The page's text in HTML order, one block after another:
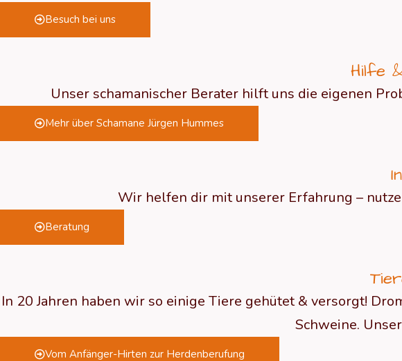
Besuch bei uns
Hilfe
Unser schamanischer Berater hilft uns die eigenen
Mehr über Schamane Jürgen Hummes
Wir helfen dir mit unserer Erfahrung –
Beratung
In 20 Jahren haben wir so einige Tiere gehütet & versorgt!
Schweine.
Vom Anfänger-Hirten zur Herdenberufung